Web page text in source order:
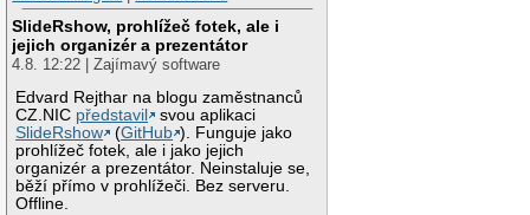
SlideRshow, prohlížeč fotek, ale i
jejich organizér a prezentátor
4.8. 12:22 | Zajímavý software
Edvard Rejthar na blogu zaměstnanců
CZ.NIC představil
svou aplikaci
SlideRshow
(GitHub ). Funguje jako
prohlížeč fotek, ale i jako jejich
organizér a prezentátor. Neinstaluje se,
běží přímo v prohlížeči. Bez serveru.
Offline.